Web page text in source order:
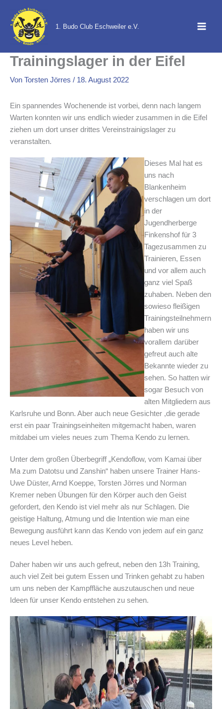
Inhalt
springen
1. Budo Club Eschweiler e.V.
Trainingslager in der Eifel
Von Torsten Jörres / 18. August 2022
Ein spannendes Wochenende ist vorbei, denn nach langem
Warten konnten wir uns endlich wieder zusammen in die Eifel
ziehen um dort unser drittes Vereinstrainigslager zu
veranstalten.
Dieses Mal hat es
uns nach
Bl ankenheim
verschlagen um dort
in der
Jugendherberge
Finkenshof für 3
Tagezusammen zu
Trainieren, Essen
und vor allem auch
ganz viel Spaß
zuhaben. Neben den
sowieso fleißigen
Trainingsteilnehmern
haben wir uns
vorallem darüber
gefreut auch alte
Bekannte wieder zu
sehen. So hatten wir
sogar Besuch von
alten Mitgliedern aus
Karlsruhe und Bonn. Aber auch neue Gesichter ,die gerade
erst ein paar Trainingseinheiten mitgemacht haben, waren
mitdabei um vieles neues zum Thema Kendo zu lernen.
Unter dem großen Überbegriff „Kendoflow, vom Kamai über
Ma zum Datotsu und Zanshin“ haben unsere Trainer Hans-
Uwe Düster, Arnd Koeppe, Torsten Jörres und Norman
Kremer neben Übungen für den Körper auch den Geist
gefordert, den Kendo ist viel mehr als nur Schlagen. Die
geistige Haltung, Atmung und die Intention wie man eine
Bewegung ausführt kann das Kendo von jedem auf ein ganz
neues Level heben.
Daher haben wir uns auch gefreut, neben den 13h Training,
auch viel Zeit bei gutem Essen und Trinken gehabt zu haben
um uns neben der Kampffläche auszutauschen und neue
Ideen für unser Kendo entstehen zu sehen.